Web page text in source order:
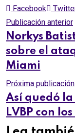
Facebook
Publicación anterior
Norkys
sobre el
Miami
Próxima publicación
Así quedó
LVBP con